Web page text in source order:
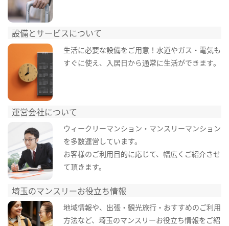
設備とサービスについて
生活に必要な設備をご用意！水道やガス・電気も
すぐに使え、入居日から通常に生活ができます。
運営会社について
ウィークリーマンション・マンスリーマンション
を多数運営しています。
お客様のご利用目的に応じて、幅広くご紹介させ
て頂きます。
埼玉のマンスリーお役立ち情報
地域情報や、出張・観光旅行・おすすめのご利用
方法など、埼玉のマンスリーお役立ち情報をご紹